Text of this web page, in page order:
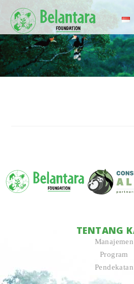
TENTANG
Manajemen
Program
Pendekatan